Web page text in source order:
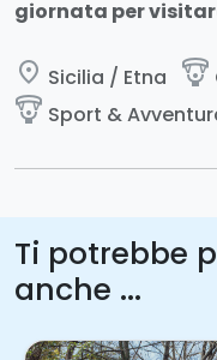
giornata per
place Sicilia / Etna paragliding
paragliding Sport &
Ti potrebbe
anche ...